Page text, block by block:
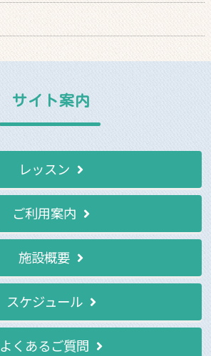
サイト案内
レッスン
ご利用案内
施設概要
スケジュール
よくあるご質問